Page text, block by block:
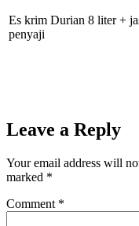
Es krim Durian 8 liter +
penyaji
Leave a Reply
Your email address will
marked *
Comment *